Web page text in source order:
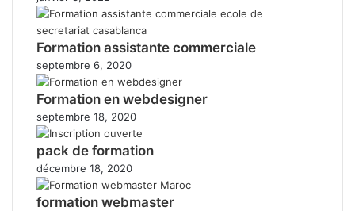
Formation assistante commerciale
septembre 6, 2020
Formation en webdesigner
septembre 18, 2020
pack de formation
décembre 18, 2020
formation webmaster